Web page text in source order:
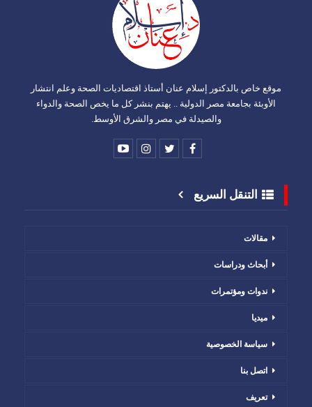
موقع خاص بالدكتور إسلام عنان أستاذ اقتصاديات الصحة وعلم انتشار
الأوبئة بجامعة مصر الدولية .. يهتم بنشر كل ما يخص الصحة والدواء
والصيدلة في مصر والشرق الأوسط.
التنقل السريع
مقالات
أبحاث ودراسات
ندوات ومؤتمرات
ميديا
سياسة الخصوصية
اتصل بنا
تعريف